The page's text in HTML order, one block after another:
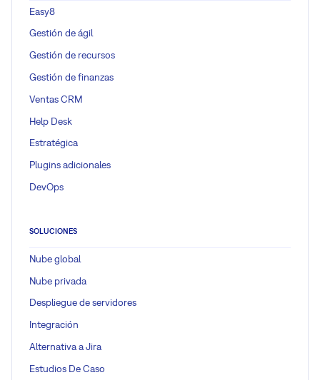
Easy8
Gestión de ágil
Gestión de recursos
Gestión de finanzas
Ventas CRM
Help Desk
Estratégica
Plugins adicionales
DevOps
SOLUCIONES
Nube global
Nube privada
Despliegue de servidores
Integración
Alternativa a Jira
Estudios De Caso